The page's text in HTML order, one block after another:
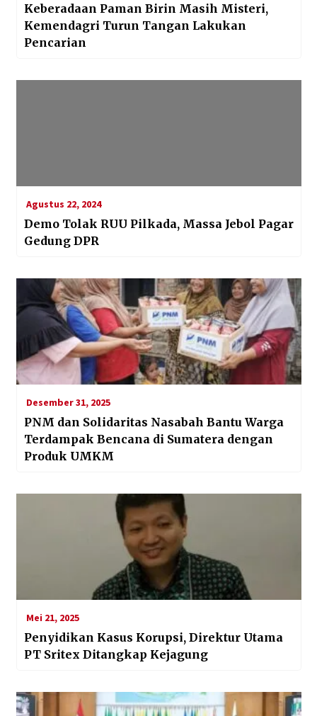
Keberadaan Paman Birin Masih Misteri,
Kemendagri Turun Tangan Lakukan
Pencarian
Agustus 22, 2024
Demo Tolak RUU Pilkada, Massa Jebol Pagar
Gedung DPR
Desember 31, 2025
PNM dan Solidaritas Nasabah Bantu Warga
Terdampak Bencana di Sumatera dengan
Produk UMKM
Mei 21, 2025
Penyidikan Kasus Korupsi, Direktur Utama
PT Sritex Ditangkap Kejagung